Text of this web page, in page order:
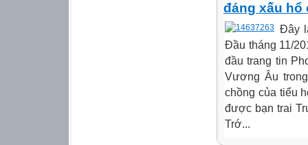
đáng xấu hổ
Đây
Đầu tháng 11/
đầu trang tin
Vương Âu
chồng của tiểu
được bạn trai
Trớ...